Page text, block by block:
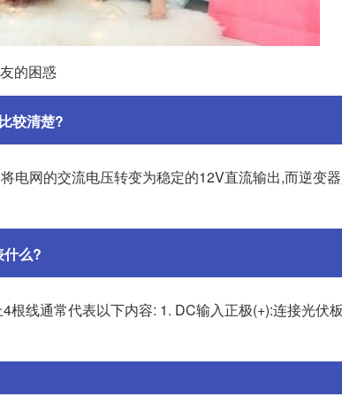
的困惑
较清楚?
电网的交流电压转变为稳定的12V直流输出,而逆变
什么?
根线通常代表以下内容: 1. DC输入正极(+):连接光伏